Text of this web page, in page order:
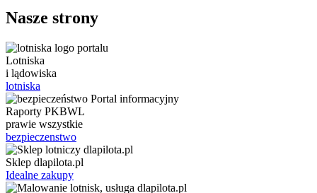
Nasze strony
Lotniska
i lądowiska
lotniska
Raporty PKBWL
prawie wszystkie
bezpieczenstwo
Sklep dlapilota.pl
Idealne zakupy